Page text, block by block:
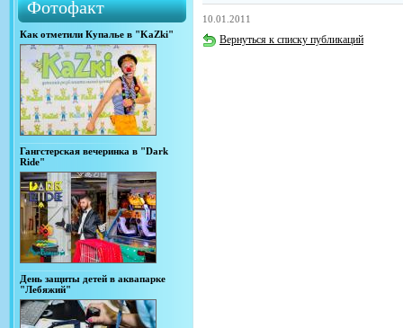
Фотофакт
Как отметили Купалье в "KaZki"
Гангстерская вечеринка в "Dark
Ride"
День защиты детей в аквапарке
"Лебяжий"
10.01.2011
Вернуться к списку публикаций